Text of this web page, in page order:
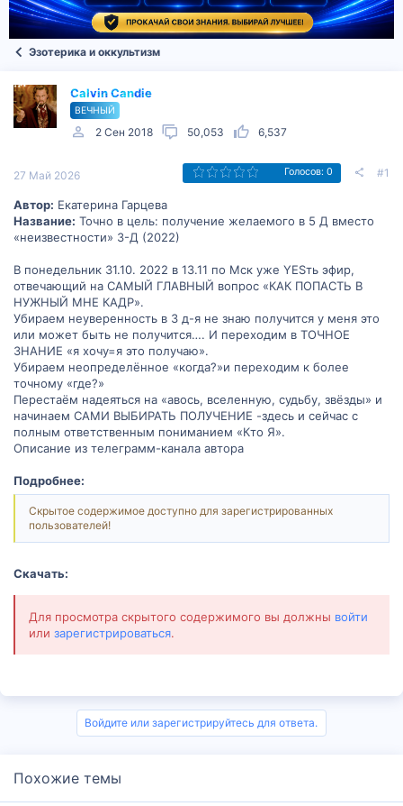
Эзотерика и оккультизм
Calvin Candie
ВЕЧНЫЙ
2 Сен 2018 50,053 6,537
27 Май 2026 Голосов: 0 #1
Автор: Екатерина Гарцева
Название: Точно в цель: получение желаемого в 5 Д вместо
«неизвестности» 3-Д (2022)
В понедельник 31.10. 2022 в 13.11 по Мск уже YESть эфир,
отвечающий на САМЫЙ ГЛАВНЫЙ вопрос «КАК ПОПАСТЬ В
НУЖНЫЙ МНЕ КАДР».
Убираем неуверенность в 3 д-я не знаю получится у меня это
или может быть не получится…. И переходим в ТОЧНОЕ
ЗНАНИЕ «я хочу=я это получаю».
Убираем неопределённое «когда?»и переходим к более
точному «где?»
Перестаём надеяться на «авось, вселенную, судьбу, звёзды» и
начинаем САМИ ВЫБИРАТЬ ПОЛУЧЕНИЕ -здесь и сейчас с
полным ответственным пониманием «Кто Я».
Описание из телеграмм-канала автора
Подробнее:
Скрытое содержимое доступно для зарегистрированных
пользователей!
Скачать:
Для просмотра скрытого содержимого вы должны войти
или зарегистрироваться.
Войдите или зарегистрируйтесь для ответа.
Похожие темы